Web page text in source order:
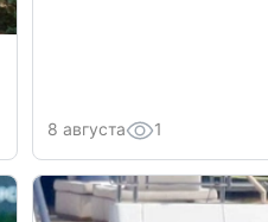
8 августа 1